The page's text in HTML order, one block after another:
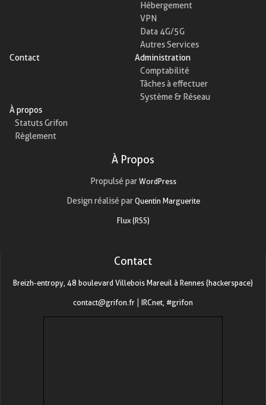
Hébergement
VPN
Data 4G/5G
Autres Services
Contact
Administration
Comptabilité
Tâches à effectuer
Système & Réseau
À propos
Statuts Grifon
Règlement
À Propos
Propulsé parWordPress
Design réalisé parQuentin Marguerite
Flux (RSS)
Contact
Breizh-entropy, 48 boulevard Villebois Mareuil à Rennes (hackerspace)
contact@grifon.fr IRCnet, #grifon